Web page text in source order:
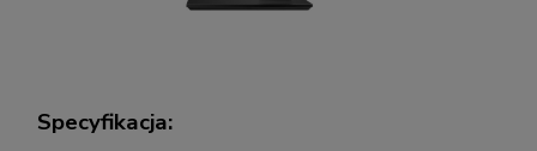
Specyfikacja: